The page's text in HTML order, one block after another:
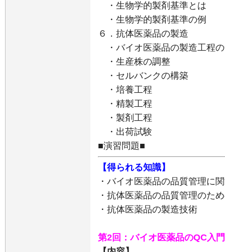
・生物学的製剤基準とは
・生物学的製剤基準の例
６．抗体医薬品の製造
・バイオ医薬品の製造工程
・生産株の調整
・セルバンクの構築
・培養工程
・精製工程
・製剤工程
・出荷試験
■演習問題■
【得られる知識】
・バイオ医薬品の品質管理に
・抗体医薬品の品質管理のた
・抗体医薬品の製造技術
第2回：バイオ医薬品のQC入